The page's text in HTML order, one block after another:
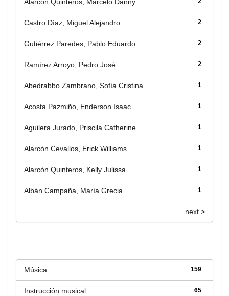
2
Castro Díaz, Miguel Alejandro
2
Gutiérrez Paredes, Pablo Eduardo
2
Ramírez Arroyo, Pedro José
1
Abedrabbo Zambrano, Sofía Cristina
1
Acosta Pazmiño, Enderson Isaac
1
Aguilera Jurado, Priscila Catherine
1
Alarcón Cevallos, Erick Williams
1
Alarcón Quinteros, Kelly Julissa
1
Albán Campaña, María Grecia
next >
159
Música
65
Instrucción musical